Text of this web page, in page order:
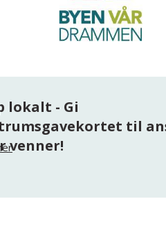
lokalt - Gi
til
venner!